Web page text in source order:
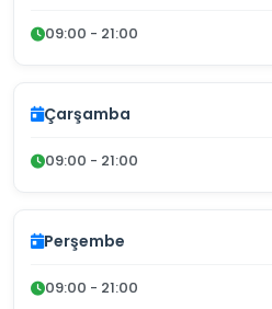
09:00 - 21:00
Çarşamba
09:00 - 21:00
Perşembe
09:00 - 21:00